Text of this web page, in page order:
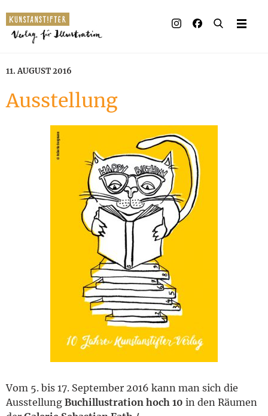
11. AUGUST 2016
Ausstellung
Vom 5. bis 17. September 2016 kann man sich die
Ausstellung Buchillustration hoch 10 in den Räumen
Presse & Handel
Rechte
Begleitmaterial
Kontakt
English